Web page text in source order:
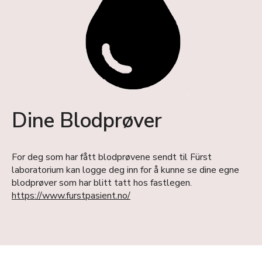
Dine Blodprøver
For deg som har fått blodprøvene sendt til Fürst
laboratorium kan logge deg inn for å kunne se dine egne
blodprøver som har blitt tatt hos fastlegen.
https://www.furstpasient.no/